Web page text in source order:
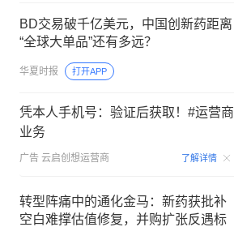
BD交易破千亿美元，中国创新药距离
“全球大单品”还有多远？
华夏时报 打开APP
凭本人手机号：验证后获取！#运营商
业务
广告 云启创想运营商 了解详情
转型阵痛中的通化金马：新药获批补
空白难撑估值修复，并购扩张反遇标